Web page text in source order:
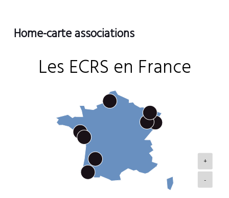
Home-carte associations
Les ECRS en France
+
-